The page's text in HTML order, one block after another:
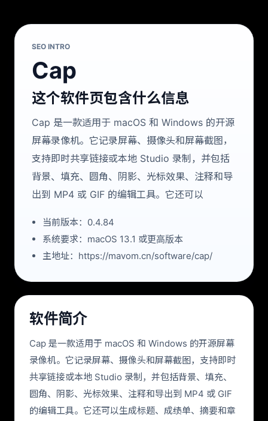
SEO INTRO
Cap
这个软件页包含什么信息
Cap 是一款适用于 macOS 和 Windows 的开源
屏幕录像机。它记录屏幕、摄像头和屏幕截图，
支持即时共享链接或本地 Studio 录制，并包括
背景、填充、圆角、阴影、光标效果、注释和导
出到 MP4 或 GIF 的编辑工具。它还可以
当前版本：0.4.84
系统要求：macOS 13.1 或更高版本
主地址：https://mavom.cn/software/cap/
软件简介
Cap 是一款适用于 macOS 和 Windows 的开源屏幕
录像机。它记录屏幕、摄像头和屏幕截图，支持即时
共享链接或本地 Studio 录制，并包括背景、填充、
圆角、阴影、光标效果、注释和导出到 MP4 或 GIF
的编辑工具。它还可以生成标题、成绩单、摘要和章